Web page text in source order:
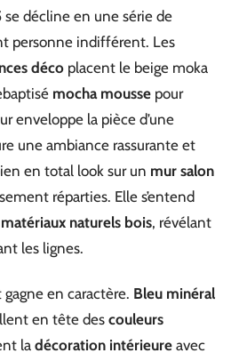
se décline en une série de
personne indifférent. Les
déco placent le beige moka
mocha mousse pour
enveloppe la pièce d’une
une ambiance rassurante et
en total look sur un mur salon
réparties. Elle s’entend
matériaux naturels bois, révélant
les lignes.
gagne en caractère. Bleu minéral
en tête des couleurs
la décoration intérieure avec